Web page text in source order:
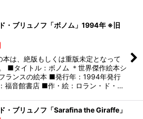
絞り込む
・ブリュノフ「ボノム」1994年 ※旧
本は、絶版もしくは重版未定となって
■タイトル：ボノム ＊世界傑作絵本シ
ランスの絵本 ■発行年：1994年発行
福音館書店 ■作・絵：ロラン・ド・…
・ブリュノフ「Sarafina the Giraffe」